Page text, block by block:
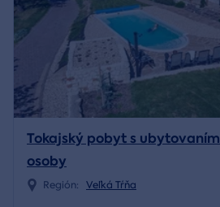
Tokajský pobyt s
osoby
Región: Veľká Tŕňa